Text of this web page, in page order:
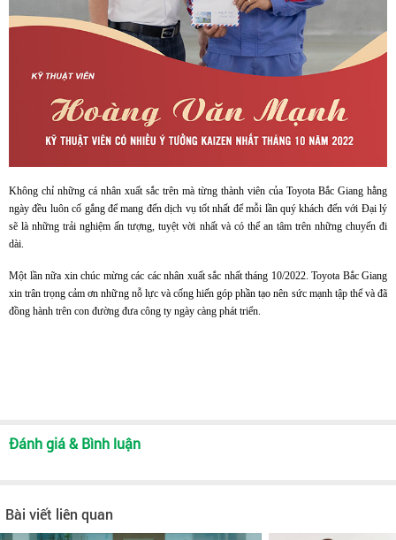
Không chỉ những cá nhân xuất sắc trên mà từng thành viên của Toyota Bắc Giang hằng
ngày đều luôn cố gắng để mang đến dịch vụ tốt nhất để mỗi lần quý khách đến với Đại lý
sẽ là những trải nghiệm ấn tượng, tuyệt vời nhất và có thể an tâm trên những chuyến đi
dài.
Một lần nữa xin chúc mừng các các nhân xuất sắc nhất tháng 10/2022. Toyota Bắc Giang
xin trân trọng cảm ơn những nỗ lực và cống hiến góp phần tạo nên sức mạnh tập thể và đã
đồng hành trên con đường đưa công ty ngày càng phát triển.
Đánh giá & Bình luận
Bài viết liên quan